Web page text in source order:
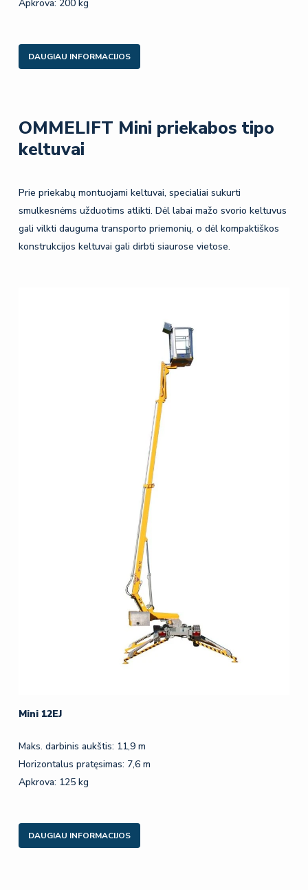
Apkrova: 200 kg
DAUGIAU INFORMACIJOS
OMMELIFT Mini priekabos tipo
keltuvai
Prie priekabų montuojami keltuvai, specialiai sukurti
smulkesnėms užduotims atlikti. Dėl labai mažo svorio keltuvus
gali vilkti dauguma transporto priemonių, o dėl kompaktiškos
konstrukcijos keltuvai gali dirbti siaurose vietose.
Mini 12EJ
Maks. darbinis aukštis: 11,9 m
Horizontalus pratęsimas: 7,6 m
Apkrova: 125 kg
DAUGIAU INFORMACIJOS